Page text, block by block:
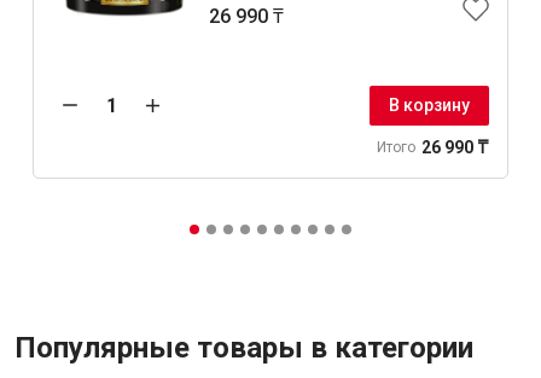
26 990 ₸
В корзину
Итого 26 990 ₸
Популярные товары в категории